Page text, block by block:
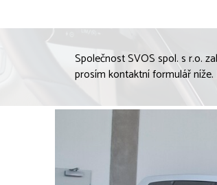
Společnost SVOS spol. s r.o.
prosím kontaktní formulář